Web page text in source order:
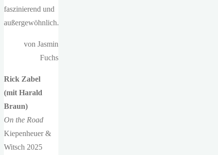
faszinierend und
außergewöhnlich.
von Jasmin
Fuchs
Rick Zabel
(mit Harald
Braun)
On the Road
Kiepenheuer &
Witsch 2025